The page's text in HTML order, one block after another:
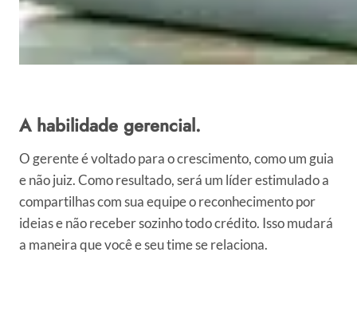
A habilidade gerencial.
O gerente é voltado para o crescimento, como um guia
e não juiz. Como resultado, será um líder estimulado a
compartilhas com sua equipe o reconhecimento por
ideias e não receber sozinho todo crédito. Isso mudará
a maneira que você e seu time se relaciona.